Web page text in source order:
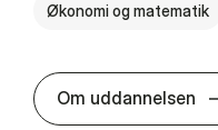
Økonomi og matematik
Om uddannelsen